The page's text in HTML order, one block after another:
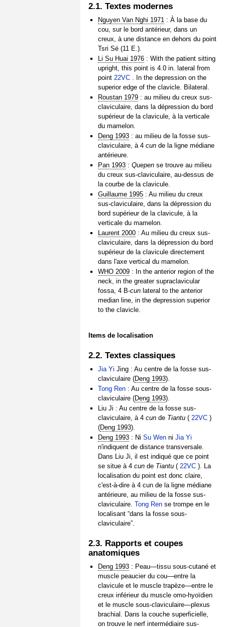
2.1. Textes modernes
Nguyen Van Nghi 1971 : À la base du
cou, sur le bord antérieur, dans un
creux, à une distance en dehors du point
Tsri Sé (11 E.).
Li Su Huai 1976 : With the patient sitting
upright, this point is 4.0 in. lateral from
point22VC . In the depression on the
superior edge of the clavicle. Bilateral.
Roustan 1979 : au milieu du creux sus-
claviculaire, dans la dépression du bord
supérieur de la clavicule, à la verticale
du mamelon.
Deng 1993 : au milieu de la fosse sus-
claviculaire, à 4cun de la ligne médiane
antérieure.
Pan 1993 :Quepen se trouve au milieu
du creux sus-claviculaire, au-dessus de
la courbe de la clavicule.
Guillaume 1995 : Au milieu du creux
sus-claviculaire, dans la dépression du
bord supérieur de la clavicule, à la
verticale du mamelon.
Laurent 2000 : Au milieu du creux sus-
claviculaire, dans la dépression du bord
supérieur de la clavicule directement
dans l'axe vertical du mamelon.
WHO 2009 : In the anterior region of the
neck, in the greater supraclavicular
fossa, 4 B-cun lateral to the anterior
median line, in the depression superior
to the clavicle.
Items de localisation
2.2. Textes classiques
Jia Yi Jing : Au centre de la fosse sus-
claviculaire (Deng 1993).
Tong Ren : Au centre de la fosse sous-
claviculaire (Deng 1993).
Liu Ji : Au centre de la fosse sus-
claviculaire, à 4cun de Tiantu (22VC )
(Deng 1993).
Deng 1993 : NiSu Wen niJia Yi
n'indiquent de distance transversale.
Dans Liu Ji, il est indiqué que ce point
se situe à 4cun de Tiantu (22VC ). La
localisation du point est donc claire,
c'est-à-dire à 4 cun de la ligne médiane
antérieure, au milieu de la fosse sus-
claviculaire.Tong Ren se trompe en le
localisant “dans la fosse sous-
claviculaire”.
2.3. Rapports et coupes
anatomiques
Deng 1993 : Peau—tissu sous-cutané et
muscle peaucier du cou—entre la
clavicule et le muscle trapèze—entre le
creux inférieur du muscle omo-hyoïdien
et le muscle sous-claviculaire—plexus
brachial. Dans la couche superficielle,
on trouve le nerf intermédiaire sus-